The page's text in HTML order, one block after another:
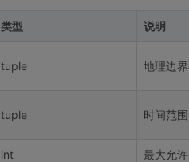
类型 说明
tuple 地理边
tuple 时间范
int 最大允